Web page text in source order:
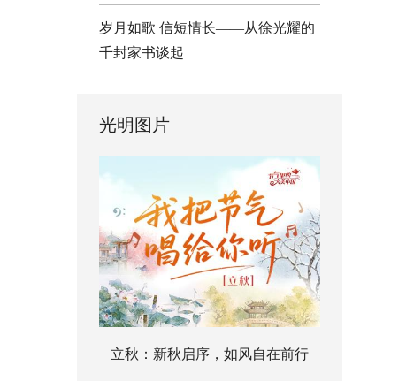
岁月如歌 信短情长——从徐光耀的
千封家书谈起
光明图片
立秋：新秋启序，如风自在前行